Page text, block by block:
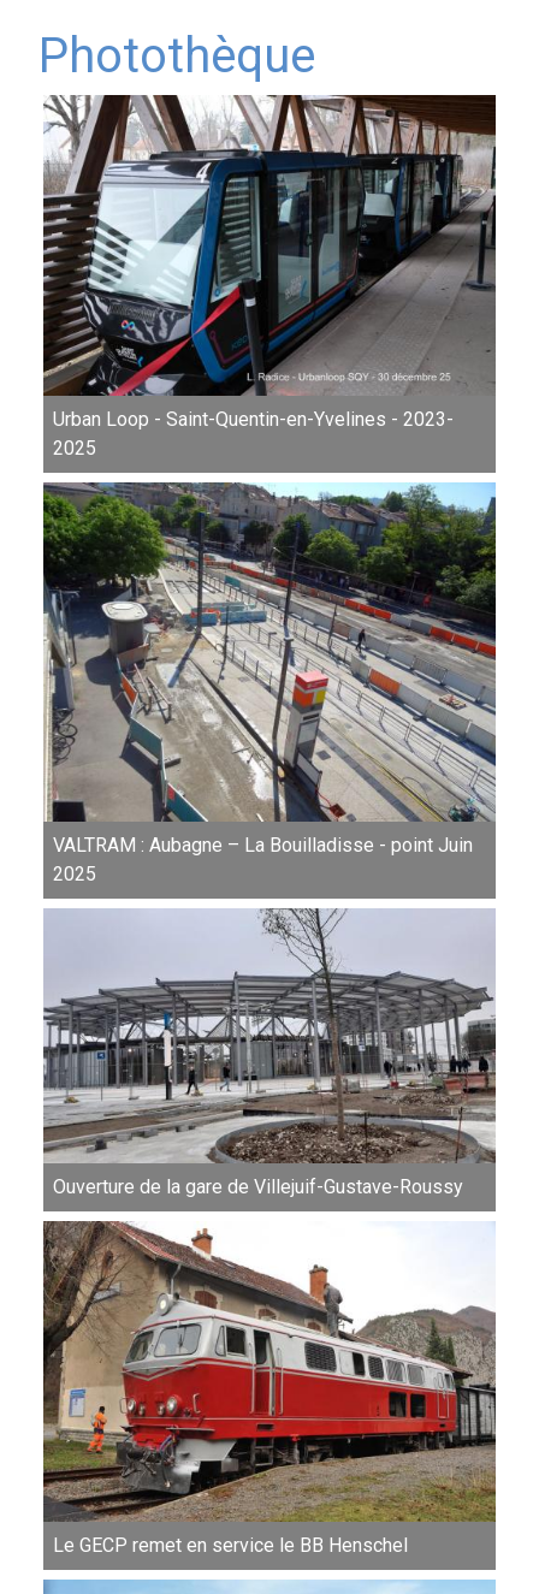
Photothèque
Urban Loop - Saint-Quentin-en-Yvelines - 2023-
2025
VALTRAM : Aubagne – La Bouilladisse - point Juin
2025
Ouverture de la gare de Villejuif-Gustave-Roussy
Le GECP remet en service le BB Henschel